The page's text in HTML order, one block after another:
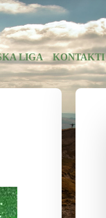
LIGA KONTAKTI